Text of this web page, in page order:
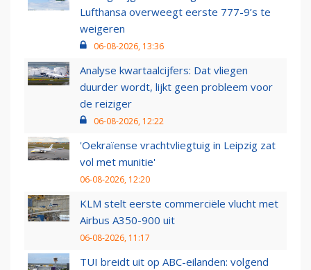
Lufthansa overweegt eerste 777-9’s te
weigeren
06-08-2026, 13:36
Analyse kwartaalcijfers: Dat vliegen
duurder wordt, lijkt geen probleem voor
de reiziger
06-08-2026, 12:22
'Oekraïense vrachtvliegtuig in Leipzig zat
vol met munitie'
06-08-2026, 12:20
KLM stelt eerste commerciële vlucht met
Airbus A350-900 uit
06-08-2026, 11:17
TUI breidt uit op ABC-eilanden: volgend